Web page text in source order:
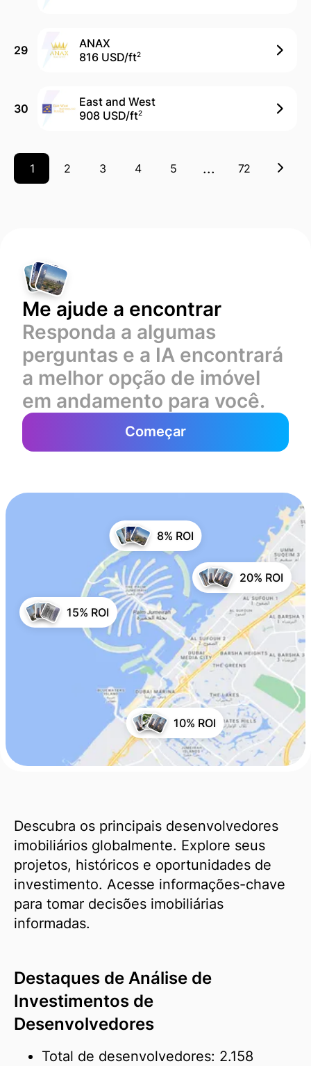
29
ANAX
816 USD/ft2
30
East and West
908 USD/ft2
1 2 3 4 5 ... 72
Me ajude a encontrar
Responda a algumas
perguntas e a IA encontrará
a melhor opção de imóvel
em andamento para você.
Começar
8% ROI
20% ROI
10% ROI
15% ROI
Descubra os principais desenvolvedores
imobiliários globalmente. Explore seus
projetos, históricos e oportunidades de
investimento. Acesse informações-chave
para tomar decisões imobiliárias
informadas.
Destaques de Análise de
Investimentos de
Desenvolvedores
Total de desenvolvedores: 2.158